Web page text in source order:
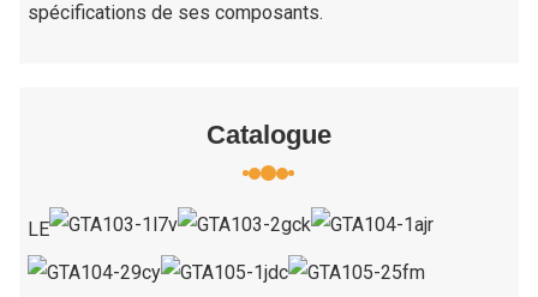
spécifications de ses composants.
Catalogue
LE